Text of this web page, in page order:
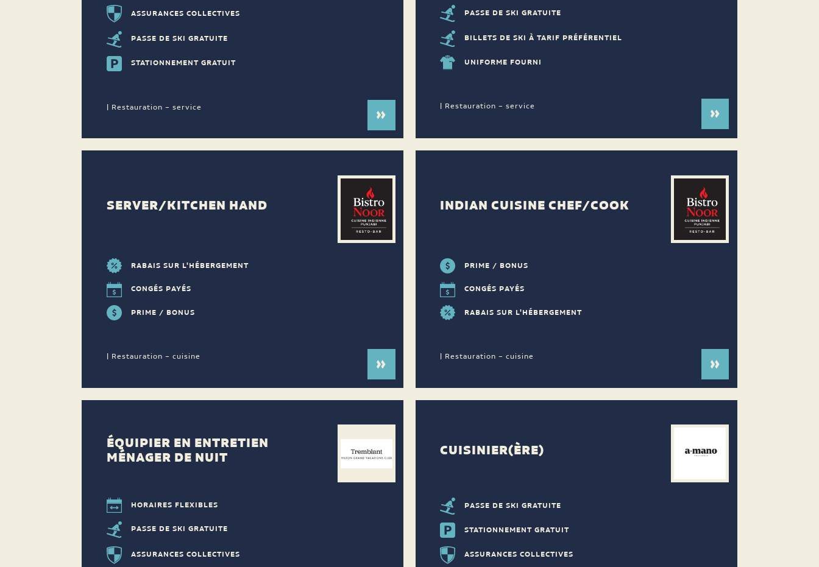
ASSURANCES COLLECTIVES
PASSE DE SKI GRATUITE
STATIONNEMENT GRATUIT
| Restauration – service
PASSE DE SKI GRATUITE
BILLETS DE SKI À TARIF PRÉFÉRENTIEL
UNIFORME FOURNI
| Restauration – service
SERVER/KITCHEN HAND
RABAIS SUR L'HÉBERGEMENT
CONGÉS PAYÉS
PRIME / BONUS
| Restauration – cuisine
INDIAN CUISINE CHEF/COOK
PRIME / BONUS
CONGÉS PAYÉS
RABAIS SUR L'HÉBERGEMENT
| Restauration – cuisine
ÉQUIPIER EN ENTRETIEN
MÉNAGER DE NUIT
HORAIRES FLEXIBLES
PASSE DE SKI GRATUITE
ASSURANCES COLLECTIVES
CUISINIER(ÈRE)
PASSE DE SKI GRATUITE
STATIONNEMENT GRATUIT
ASSURANCES COLLECTIVES